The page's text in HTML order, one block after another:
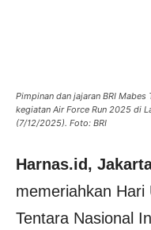
Pimpinan dan jajaran BRI
kegiatan Air Force Run 2025 di
(7/12/2025). Foto: BRI
Harnas.id,
memeriahkan Hari
Tentara Nasional